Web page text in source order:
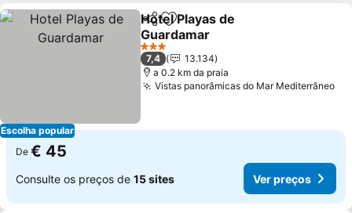
Escolha popular
PartilharAdicionar aos favoritos
Hotel Playas de
Guardamar
Ver preços
3 Estrelas
7,4
13.134
a 0.2 km da praia
Vistas panorâmicas do Mar Mediterrâneo
De € 45
Consulte os preços de 15 sites Ver preços